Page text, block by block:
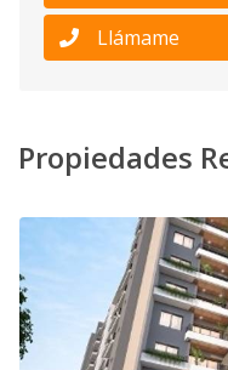
Llámame
Propiedades